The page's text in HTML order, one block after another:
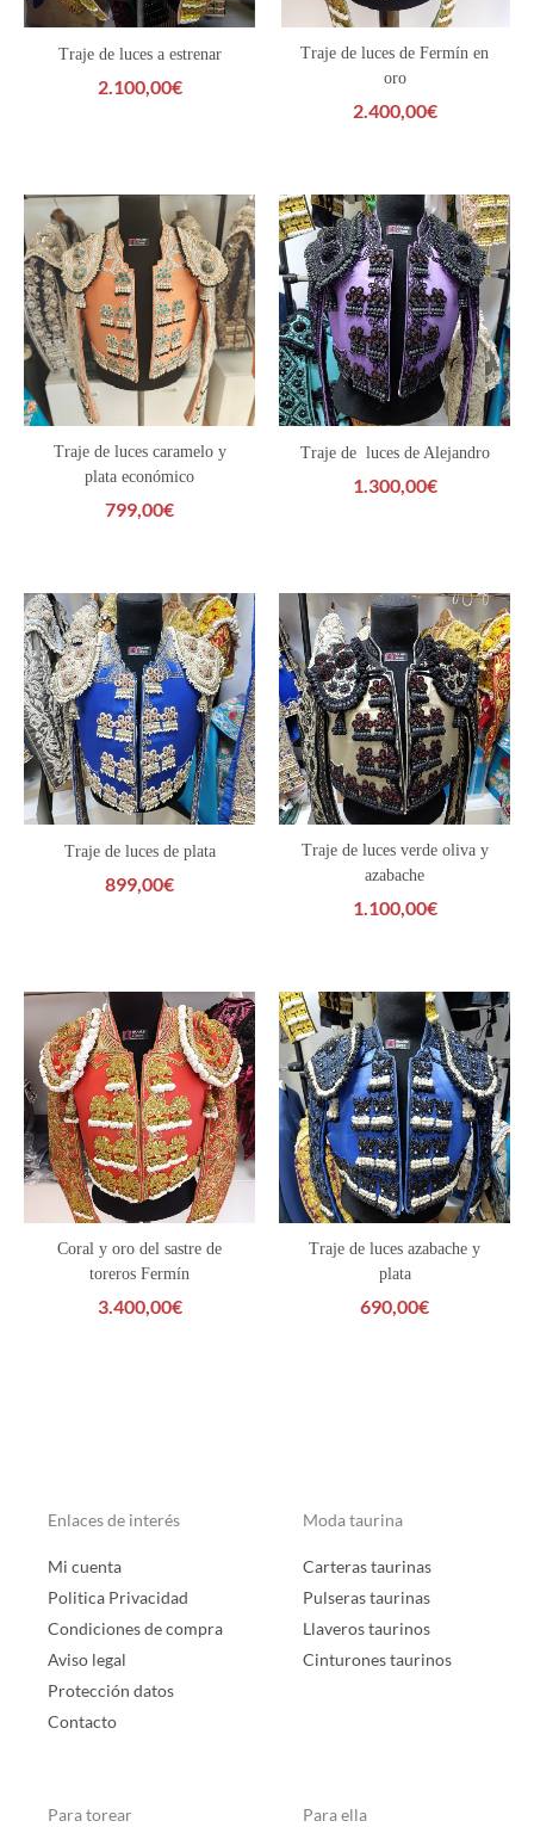
Traje de luces a estrenar
2.100,00€
Traje de luces de Fermín en
oro
2.400,00€
Traje de luces caramelo y
plata económico
799,00€
Traje de luces de Alejandro
1.300,00€
Traje de luces de plata
899,00€
Traje de luces verde oliva y
azabache
1.100,00€
Coral y oro del sastre de
toreros Fermín
3.400,00€
Traje de luces azabache y
plata
690,00€
Enlaces de interés
Mi cuenta
Politica Privacidad
Condiciones de compra
Aviso legal
Protección datos
Contacto
Moda taurina
Carteras taurinas
Pulseras taurinas
Llaveros taurinos
Cinturones taurinos
Para torear Para ella